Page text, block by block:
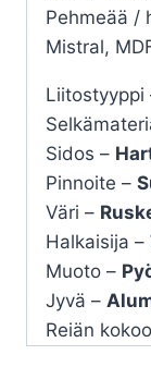
Pehmeää /
Mistral,
Liitostyyppi
Sidos –
Pinnoite –
Väri –
Halkaisija –
Muoto –
Jyvä –
Reiän